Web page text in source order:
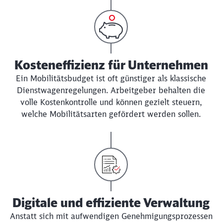
Kosteneffizienz für Unternehmen
Ein Mobilitätsbudget ist oft günstiger als klassische
Dienstwagenregelungen. Arbeitgeber behalten die
volle Kostenkontrolle und können gezielt steuern,
welche Mobilitätsarten gefördert werden sollen.
Digitale und effiziente Verwaltung
Anstatt sich mit aufwendigen Genehmigungsprozessen